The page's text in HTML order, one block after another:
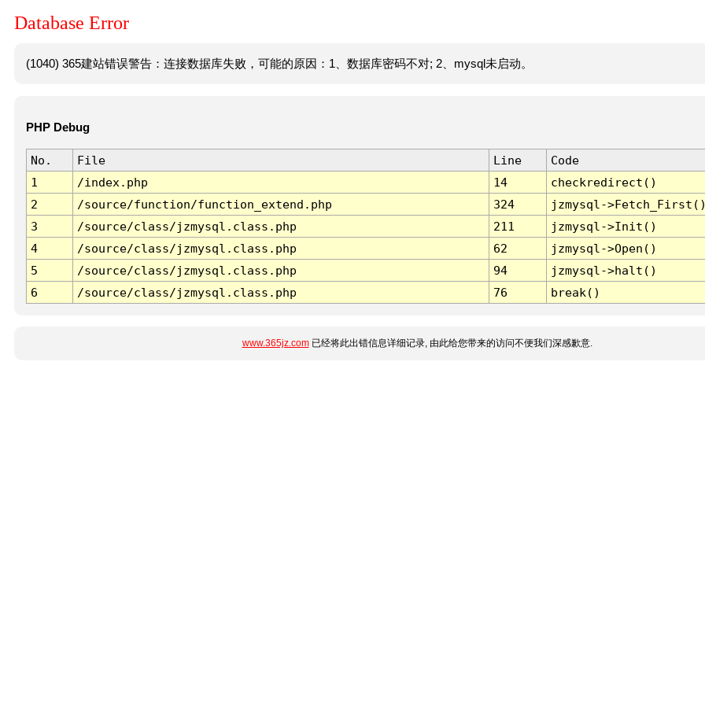
Database Error
(1040) 365建站错误警告：连接数据库失败，可能的原因：1、数据库密码不对; 2、mysql未启动。
PHP Debug
No. File Line
Code
1
/index.php 14
checkredirect()
2
/source/function/function_extend.php 324
jzmysql-
3
/source/class/jzmysql.class.php 211
jzmysql->Init()
4
/source/class/jzmysql.class.php 62
jzmysql->Open()
5
/source/class/jzmysql.class.php 94
jzmysql->halt()
6
/source/class/jzmysql.class.php 76 break()
www.365jz.com已经将此出错信息详细记录, 由此给您带来的访问不便我们深感歉意.